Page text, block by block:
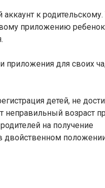
к
приложению
приложения для своих
детей, не
неправильный возраст
на получение
двойственном